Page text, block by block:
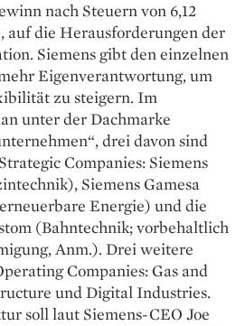
nach Steuern von 6,12
die Herausforderungen der
Siemens gibt den einzelnen
Eigenverantwortung, um
zu steigern. Im
unter der Dachmarke
drei davon sind
Companies: Siemens
Siemens Gamesa
Energie) und die
(Bahntechnik; vorbehaltlich
Anm.). Drei weitere
Companies: Gas and
und Digital Industries.
soll laut Siemens-CEO Joe